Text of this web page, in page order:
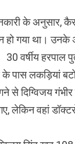
के अनुसार,
हो गया था।
वर्षीय हरपाल
के पास लकड़ियां
से दिग्विजय
लेकिन वहां